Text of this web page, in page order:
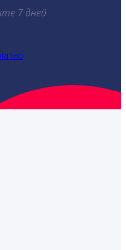
7 дней